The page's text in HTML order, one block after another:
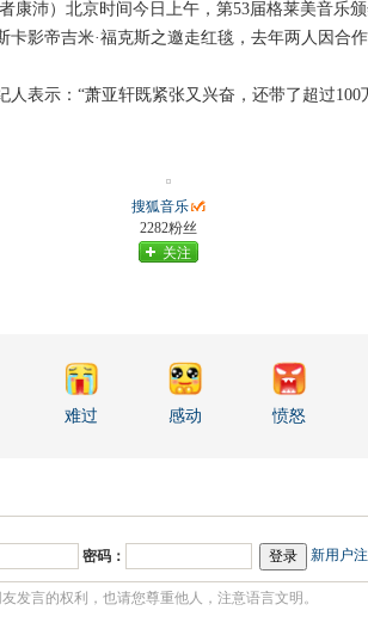
沛）北京时间今日上午，第53届格莱美音乐颁
卡影帝吉米·福克斯之邀走红毯，去年两人因合
表示：“萧亚轩既紧张又兴奋，还带了超过100
搜狐音乐
2282粉丝
关注
难过 感动 愤怒
密码： 新用户